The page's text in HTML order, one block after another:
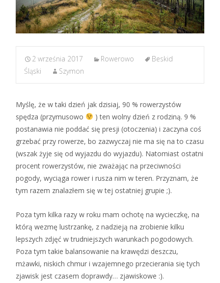
2 września 2017 Rowerowo
Beskid
Śląski
Szymon
Myślę, że w taki dzień jak dzisiaj, 90 % rowerzystów
spędza (przymusowo
) ten wolny dzień z rodziną. 9 %
postanawia nie poddać się presji (otoczenia) i zaczyna coś
grzebać przy rowerze, bo zazwyczaj nie ma się na to czasu
(wszak żyje się od wyjazdu do wyjazdu). Natomiast ostatni
procent rowerzystów, nie zważając na przeciwności
pogody, wyciąga rower i rusza nim w teren. Przyznam, że
tym razem znalazłem się w tej ostatniej grupie ;).
Poza tym kilka razy w roku mam ochotę na wycieczkę, na
którą wezmę lustrzankę, z nadzieją na zrobienie kilku
lepszych zdjęć w trudniejszych warunkach pogodowych.
Poza tym takie balansowanie na krawędzi deszczu,
mżawki, niskich chmur i wzajemnego przecierania się tych
zjawisk jest czasem doprawdy… zjawiskowe :).